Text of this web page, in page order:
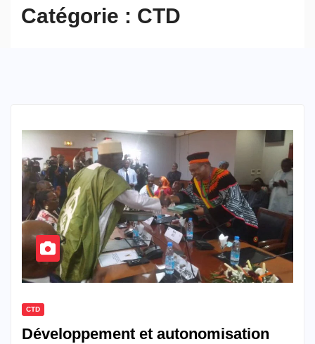
Catégorie : CTD
CTD
Développement et autonomisation